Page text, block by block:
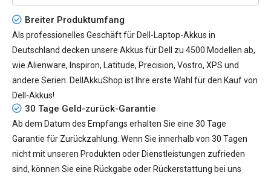
Breiter Produktumfang
Als professionelles Geschäft für Dell-Laptop-Akkus in
Deutschland decken unsere Akkus für Dell zu 4500 Modellen ab,
wie Alienware, Inspiron, Latitude, Precision, Vostro, XPS und
andere Serien. DellAkkuShop ist Ihre erste Wahl für den Kauf von
Dell-Akkus!
30 Tage Geld-zurück-Garantie
Ab dem Datum des Empfangs erhalten Sie eine 30 Tage
Garantie für Zurückzahlung. Wenn Sie innerhalb von 30 Tagen
nicht mit unseren Produkten oder Dienstleistungen zufrieden
sind, können Sie eine Rückgabe oder Rückerstattung bei uns